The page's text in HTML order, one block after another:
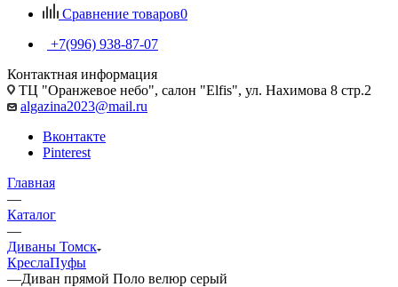
Сравнение товаров0
+7(996) 938-87-07
Контактная информация
ТЦ "Оранжевое небо", салон "Elfis", ул. Нахимова 8 стр.2
algazina2023@mail.ru
Вконтакте
Pinterest
Главная
—
Каталог
—
Диваны Томск
КреслаПуфы
—Диван прямой Поло велюр серый